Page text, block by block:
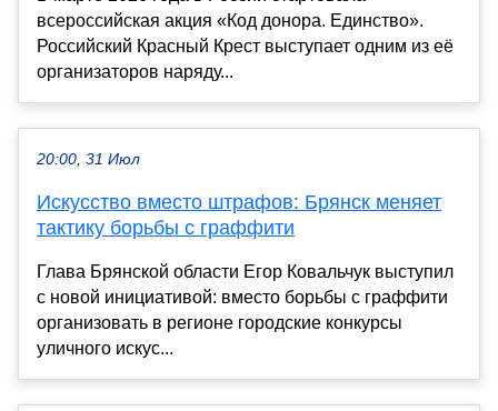
всероссийская акция «Код донора. Единство».
Российский Красный Крест выступает одним из её
организаторов наряду...
20:00, 31 Июл
Искусство вместо штрафов: Брянск меняет
тактику борьбы с граффити
Глава Брянской области Егор Ковальчук выступил
с новой инициативой: вместо борьбы с граффити
организовать в регионе городские конкурсы
уличного искус...